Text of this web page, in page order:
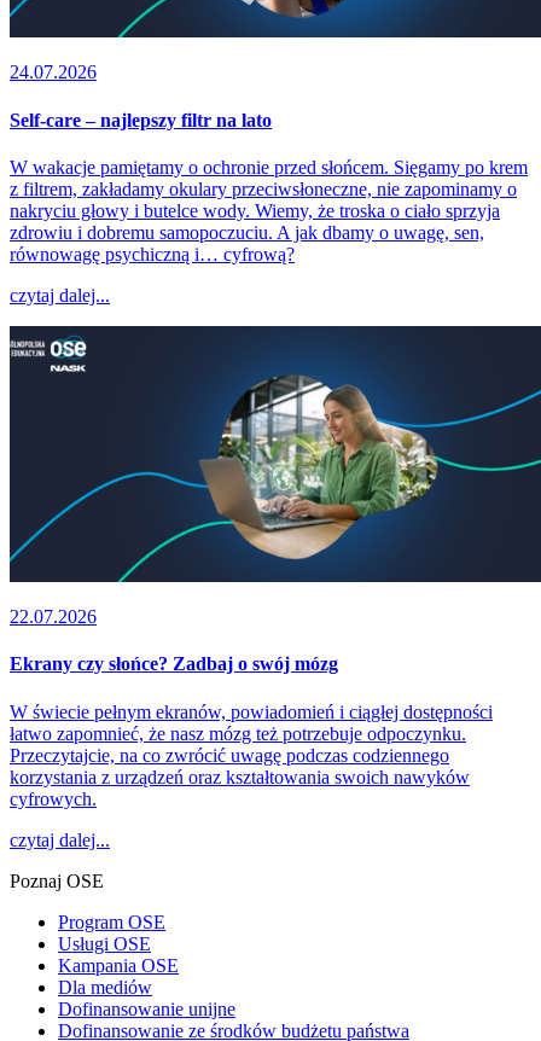
24.07.2026
Self-care – najlepszy filtr na lato
W wakacje pamiętamy o ochronie przed słońcem. Sięgamy po krem
z filtrem, zakładamy okulary przeciwsłoneczne, nie zapominamy o
nakryciu głowy i butelce wody. Wiemy, że troska o ciało sprzyja
zdrowiu i dobremu samopoczuciu. A jak dbamy o uwagę, sen,
równowagę psychiczną i… cyfrową?
czytaj dalej...
22.07.2026
Ekrany czy słońce? Zadbaj o swój mózg
W świecie pełnym ekranów, powiadomień i ciągłej dostępności
łatwo zapomnieć, że nasz mózg też potrzebuje odpoczynku.
Przeczytajcie, na co zwrócić uwagę podczas codziennego
korzystania z urządzeń oraz kształtowania swoich nawyków
cyfrowych.
czytaj dalej...
Poznaj OSE
Program OSE
Usługi OSE
Kampania OSE
Dla mediów
Dofinansowanie unijne
Dofinansowanie ze środków budżetu państwa